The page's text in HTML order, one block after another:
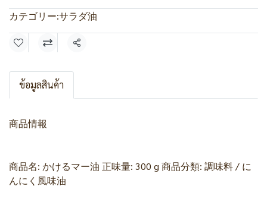
カテゴリー:サラダ油
共有
ข้อมูลสินค้า
商品情報
商品名: かけるマー油 正味量: 300 g 商品分類: 調味料 / に
んにく風味油